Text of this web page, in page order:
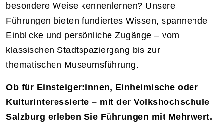
besondere Weise kennenlernen? Unsere
Führungen bieten fundiertes Wissen, spannende
Einblicke und persönliche Zugänge – vom
klassischen Stadtspaziergang bis zur
thematischen Museumsführung.
Ob für Einsteiger:innen, Einheimische oder
Kulturinteressierte – mit der Volkshochschule
Salzburg erleben Sie Führungen mit Mehrwert.